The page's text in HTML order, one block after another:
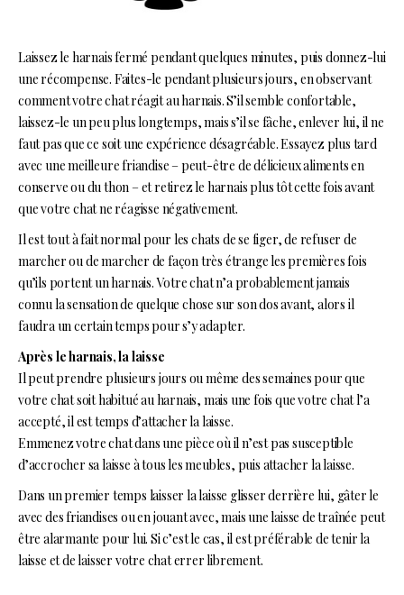
Laissez le harnais fermé pendant quelques minutes, puis donnez-lui
une récompense. Faites-le pendant plusieurs jours, en observant
comment votre chat réagit au harnais. S’il semble confortable,
laissez-le un peu plus longtemps, mais s’il se fâche, enlever lui, il ne
faut pas que ce soit une expérience désagréable. Essayez plus tard
avec une meilleure friandise – peut-être de délicieux aliments en
conserve ou du thon – et retirez le harnais plus tôt cette fois avant
que votre chat ne réagisse négativement.
Il est tout à fait normal pour les chats de se figer, de refuser de
marcher ou de marcher de façon très étrange les premières fois
qu’ils portent un harnais. Votre chat n’a probablement jamais
connu la sensation de quelque chose sur son dos avant, alors il
faudra un certain temps pour s’y adapter.
Après le harnais, la laisse
Il peut prendre plusieurs jours ou même des semaines pour que
votre chat soit habitué au harnais, mais une fois que votre chat l’a
accepté, il est temps d’attacher la laisse.
Emmenez votre chat dans une pièce où il n’est pas susceptible
d’accrocher sa laisse à tous les meubles, puis attacher la laisse.
Dans un premier temps laisser la laisse glisser derrière lui, gâter le
avec des friandises ou en jouant avec, mais une laisse de traînée peut
être alarmante pour lui. Si c’est le cas, il est préférable de tenir la
laisse et de laisser votre chat errer librement.